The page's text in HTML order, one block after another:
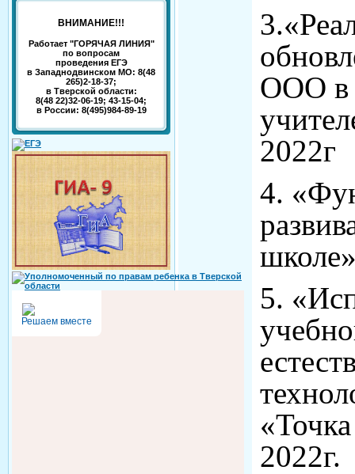
ВНИМАНИЕ!!!
Работает "ГОРЯЧАЯ ЛИНИЯ"
по вопросам
проведения ЕГЭ
в Западнодвинском МО: 8(48
265)2-18-37;
в Тверской области:
8(48 22)32-06-19; 43-15-04;
в России: 8(495)984-89-19
Решаем вместе
ООО в
2022г
4.
5.
2022г.